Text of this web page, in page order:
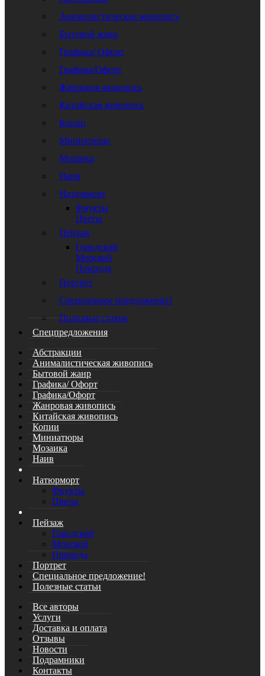
Анималистическая живопись
Бытовой жанр
Графика/ Офорт
Графика/Офорт
Жанровая живопись
Китайская живопись
Копии
Миниатюры
Мозаика
Наив
Натюрморт
Фрукты
Цветы
Пейзаж
Городской
Морской
Природа
Портрет
Специальное предложение!
Полезные статьи
Спецпредложения
Абстракции
Анималистическая живопись
Бытовой жанр
Графика/ Офорт
Графика/Офорт
Жанровая живопись
Китайская живопись
Копии
Миниатюры
Мозаика
Наив
Натюрморт
Фрукты
Цветы
Пейзаж
Городской
Морской
Природа
Портрет
Специальное предложение!
Полезные статьи
Все авторы
Услуги
Доставка и оплата
Отзывы
Новости
Подрамники
Контакты